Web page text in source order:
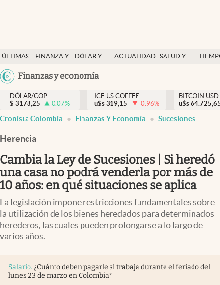
ÚLTIMAS
NOTICIAS
FINANZA Y
DÓLAR Y
ACTUALIDAD SALUD Y
México
USA
Finanzas y economía
Salud y nutrición
Vida espiritual
Actualidad
Colombia
DÓLAR/COP
$ 3178,25 0.07%
ICE US COFFEE
u$s 319,15 -0.96%
BITCOIN USD
u$s
Cronista Colombia Finanzas Y Economía Sucesiones
Herencia
Cambia la Ley de Sucesiones | Si heredó
una casa no podrá venderla por más de
10 años: en qué situaciones se aplica
La legislación impone restricciones fundamentales sobre
la utilización de los bienes heredados para determinados
herederos, las cuales pueden prolongarse a lo largo de
varios años.
Salario. ¿Cuánto deben pagarle si trabaja durante el feriado del
lunes 23 de marzo en Colombia?